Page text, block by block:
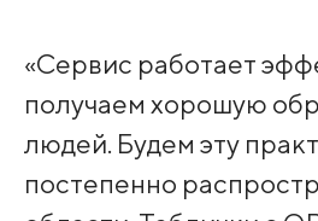
«Сервис работает
получаем хорошую
людей. Будем эту
постепенно